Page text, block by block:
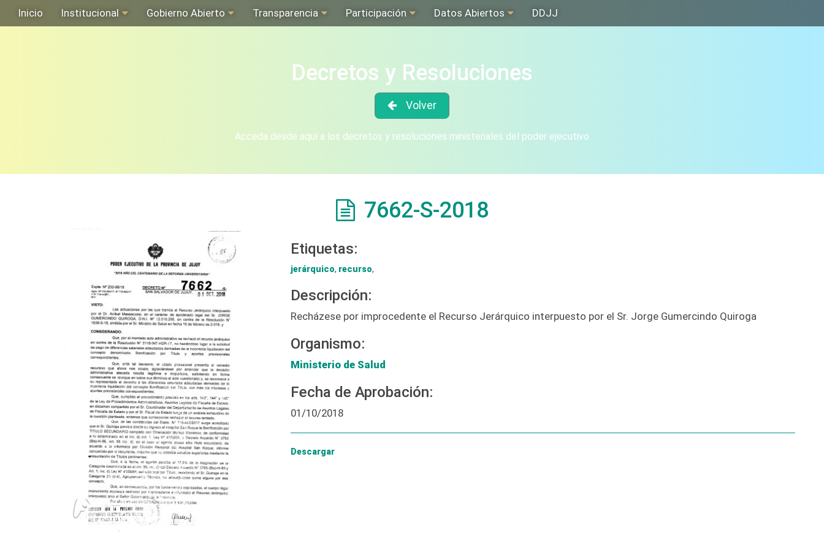
Inicio Institucional Gobierno Abierto Transparencia Participación Datos Abiertos DDJJ
Decretos y Resoluciones
Volver
Acceda desde aquí a los decretos y resoluciones ministeriales del poder ejecutivo
7662-S-2018
Etiquetas:
jerárquico, recurso,
Descripción:
Recházese por improcedente el Recurso Jerárquico interpuesto por el Sr. Jorge Gumercindo Quiroga
Organismo:
Ministerio de Salud
Fecha de Aprobación:
01/10/2018
Descargar